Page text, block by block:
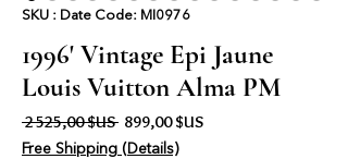
SKU : Date Code: MI0976
1996' Vintage Epi Jaune
Louis Vuitton Alma PM
2 525,00 $US Prix original
899,00 $USPrix promotionnel
Free Shipping (Details)